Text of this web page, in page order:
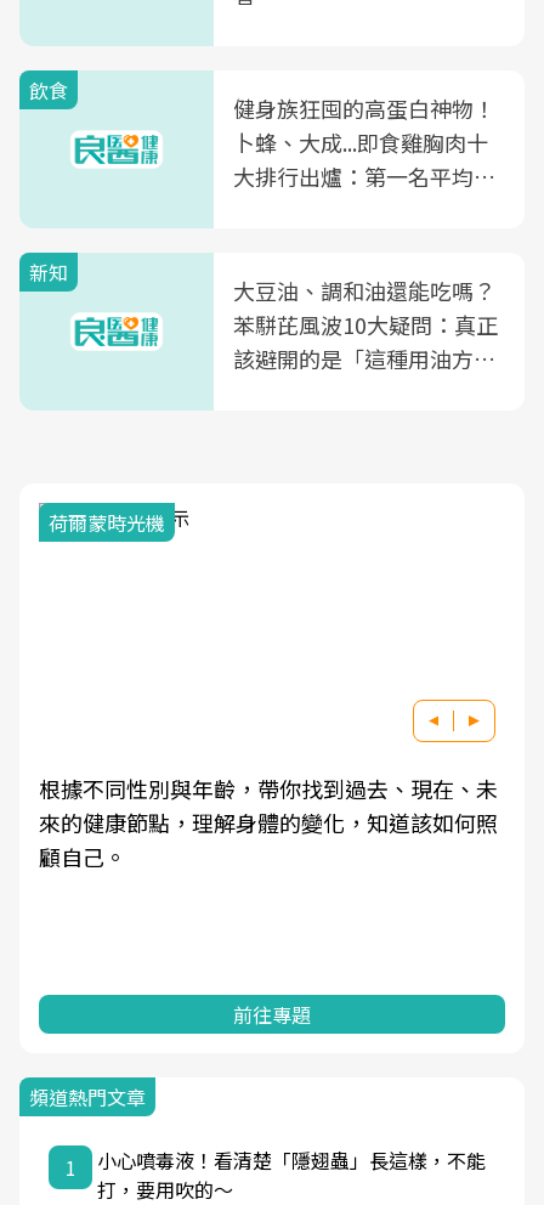
飲食
健身族狂囤的高蛋白神物！
卜蜂、大成...即食雞胸肉十
大排行出爐：第一名平均一
新知
大豆油、調和油還能吃嗎？
苯駢芘風波10大疑問：真正
該避開的是「這種用油方
荷爾蒙時光機
根據不同性別與年齡，帶你找到過去、現在、未
來的健康節點，理解身體的變化，知道該如何照
顧自己。
前往專題
頻道熱門文章
1
小心噴毒液！看清楚「隱翅蟲」長這樣，不能
打，要用吹的～